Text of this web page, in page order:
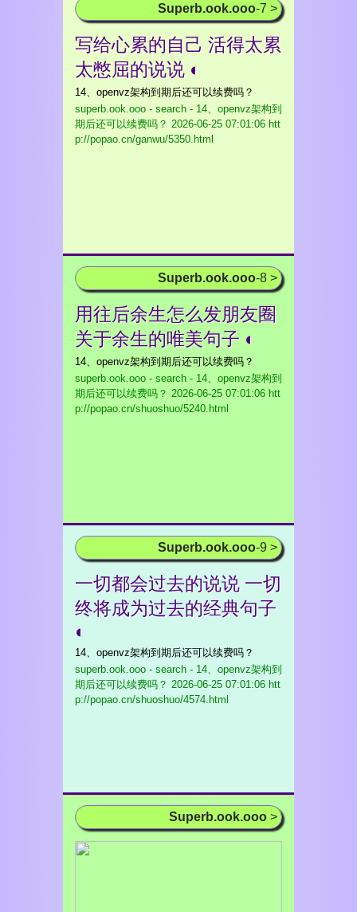
Superb.ook.ooo-7 >
写给心累的自己 活得太累
太憋屈的说说 ◐
14、openvz架构到期后还可以续费吗？
superb.ook.ooo - search - 14、openvz架构到
期后还可以续费吗？ 2026-06-25 07:01:06 htt
p://popao.cn/ganwu/5350.html
Superb.ook.ooo-8 >
用往后余生怎么发朋友圈
关于余生的唯美句子 ◐
14、openvz架构到期后还可以续费吗？
superb.ook.ooo - search - 14、openvz架构到
期后还可以续费吗？ 2026-06-25 07:01:06 htt
p://popao.cn/shuoshuo/5240.html
Superb.ook.ooo-9 >
一切都会过去的说说 一切
终将成为过去的经典句子
◐
14、openvz架构到期后还可以续费吗？
superb.ook.ooo - search - 14、openvz架构到
期后还可以续费吗？ 2026-06-25 07:01:06 htt
p://popao.cn/shuoshuo/4574.html
Superb.ook.ooo >